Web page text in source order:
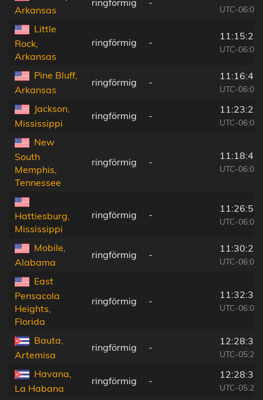
Arkansas
UTC-06:00
Little
Rock,
Arkansas
ringförmig -
11:15:24
UTC-06:00
Pine Bluff,
Arkansas
ringförmig -
11:16:46
UTC-06:00
Jackson,
Mississippi
ringförmig -
11:23:27
UTC-06:00
New
South
Memphis,
Tennessee
ringförmig -
11:18:42
UTC-06:00
Hattiesburg,
Mississippi
ringförmig -
11:26:56
UTC-06:00
Mobile,
Alabama
ringförmig -
11:30:27
UTC-06:00
East
Pensacola
Heights,
Florida
ringförmig -
11:32:34
UTC-06:00
Bauta,
Artemisa
ringförmig -
12:28:37
UTC-05:29
Havana,
La Habana
ringförmig -
12:28:33
UTC-05:29